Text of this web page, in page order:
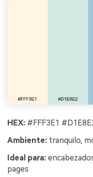
HEX: #FFF3E1
Ambiente: tranquilo,
Ideal para:
pages